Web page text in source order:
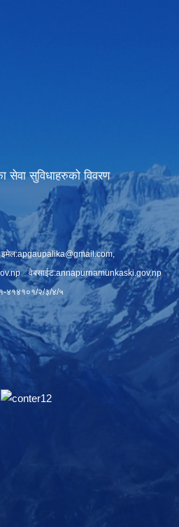
सेवा सुविधाहरुको विवरण
apgaupalika@gmail.com,
वेबसाईट:annapurnamunkaski.gov.np
२/३/४/५